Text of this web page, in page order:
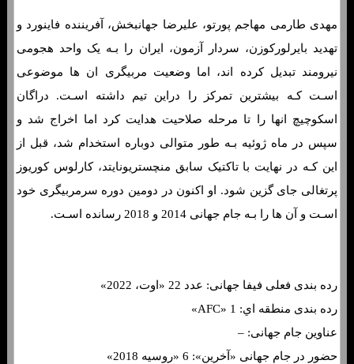
مهدی طارمی مهاجم پورتو، علیرضا جهانبخش، آفريننده فاینورد و
تهدید بایرلورکوزن، سردار آزمون، ایران را بـه یک واحد هجومی
نیرومند تبدیل کرده اند، اما وضعیت مربیگری ان ها موضوعی
اسـت کـه بیشترین تمرکز را دراین تیم داشته اسـت. دراگان
اسکوچیچ انها را تا مرحله صلاحیت هدایت کرد اما اخراج شد و
سپس در ماه ژوئیه بـه طور متوالی دوباره استخدام شد، قبل از
این کـه در نهایت با تاکتیک سابق منچستریونایتد، کارلوس کوریوز
پرتغالی جای گزین شود. او اکنون در دومین دوره سرمربیگری خود
اسـت و آن ها را بـه جام جهانی 2014 و 2018 رسانده اسـت.
رده بندی فعلی فیفا جهانی: عدد 22 «اوت، 2022»
رده بندی منطقه اي: 1 «AFC»
عناوین جام جهانی: –
حضور در جام جهانی «آخرین»: 6 «روسیه 2018»